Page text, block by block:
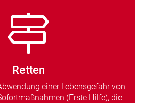
Retten
einer Lebensgefahr von
(Erste Hilfe), die